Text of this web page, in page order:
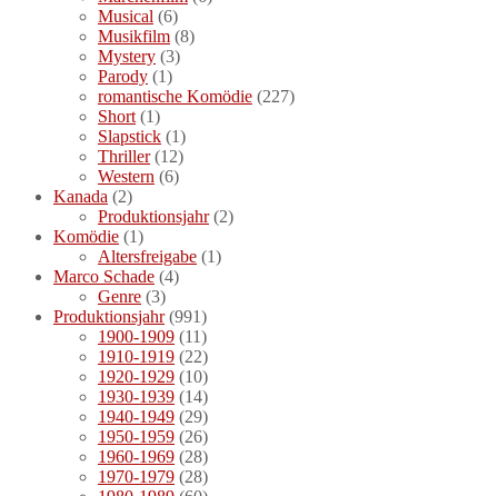
Musical (6)
Musikfilm (8)
Mystery (3)
Parody (1)
romantische Komödie (227)
Short (1)
Slapstick (1)
Thriller(12)
Western (6)
Kanada (2)
Produktionsjahr(2)
Komödie (1)
Altersfreigabe (1)
Marco Schade (4)
Genre (3)
Produktionsjahr(991)
1900-1909 (11)
1910-1919 (22)
1920-1929 (10)
1930-1939 (14)
1940-1949 (29)
1950-1959 (26)
1960-1969 (28)
1970-1979 (28)